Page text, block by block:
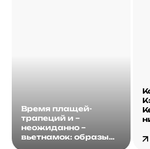
Время плащей-
трапеций и –
неожиданно –
вьетнамок: образы